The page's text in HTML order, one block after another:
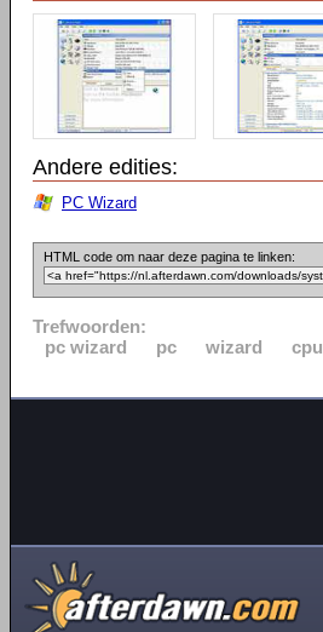
Andere edities:
PC Wizard
HTML code om naar deze pagina te linken:
Trefwoorden:
pc wizard
pc wizard cpu